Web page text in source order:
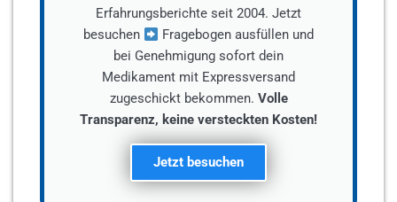
Erfahrungsberichte seit 2004. Jetzt
besuchen
Fragebogen ausfüllen und
bei Genehmigung sofort dein
Medikament mit Expressversand
zugeschickt bekommen. Volle
Transparenz, keine versteckten Kosten!
Jetzt besuchen